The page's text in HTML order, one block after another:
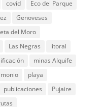
covid
Eco del Parque
Genoveses
del Moro
Las Negras
litoral
minas Alquife
playa
publicaciones
Pujaire